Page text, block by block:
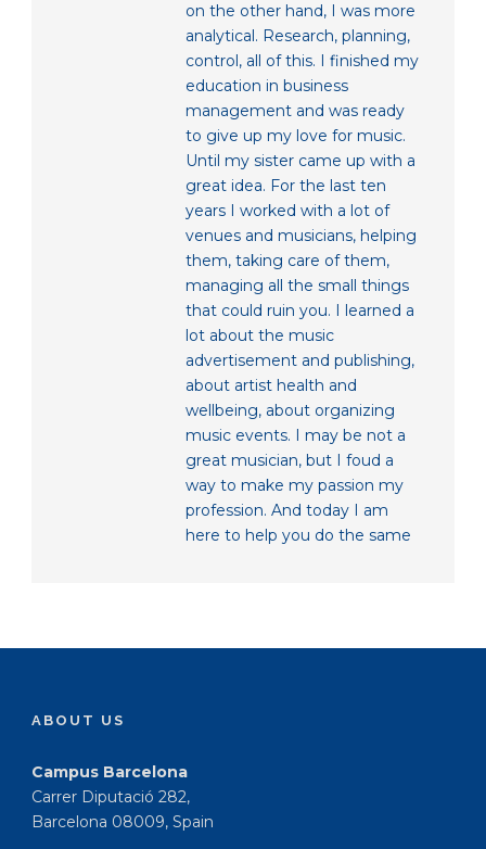
on the other hand, I was more
analytical. Research, planning,
control, all of this. I finished my
education in business
management and was ready
to give up my love for music.
Until my sister came up with a
great idea. For the last ten
years I worked with a lot of
venues and musicians, helping
them, taking care of them,
managing all the small things
that could ruin you. I learned a
lot about the music
advertisement and publishing,
about artist health and
wellbeing, about organizing
music events. I may be not a
great musician, but I foud a
way to make my passion my
profession. And today I am
here to help you do the same
ABOUT US
Campus Barcelona
Carrer Diputació 282,
Barcelona 08009, Spain